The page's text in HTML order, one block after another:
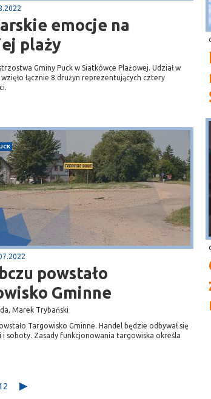
emocje na
plaży
Gminy Puck w Siatkówce Plażowej. Udział w
łącznie 8 drużyn reprezentujących cztery
powstało
Gminne
Marek Trybański
Targowisko Gminne. Handel będzie odbywał się
i soboty. Zasady funkcjonowania targowiska określa